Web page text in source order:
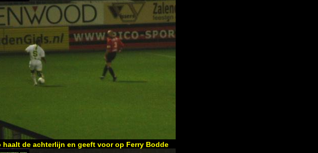
haalt de achterlijn en geeft voor op Ferry Bodde